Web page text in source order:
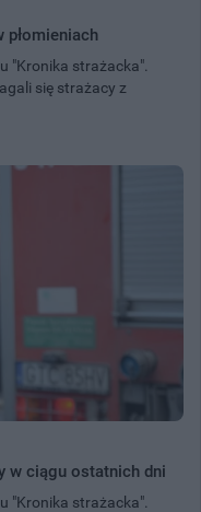
płomieniach
"Kronika strażacka".
się strażacy z
w ciągu ostatnich dni
"Kronika strażacka".